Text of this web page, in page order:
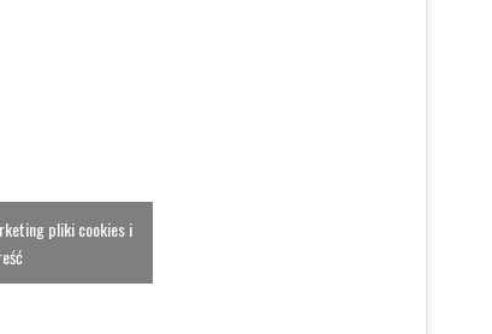
pliki cookies i